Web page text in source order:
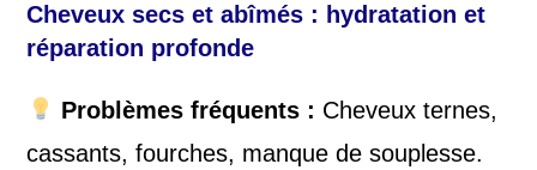
Cheveux secs et abîmés : hydratation et
réparation profonde
Problèmes fréquents : Cheveux ternes,
cassants, fourches, manque de souplesse.